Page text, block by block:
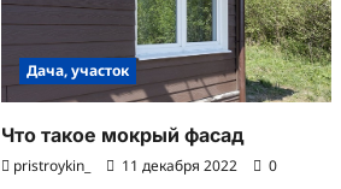
Дача, участок
Что такое мокрый фасад
pristroykin_ 11 декабря 2022 0